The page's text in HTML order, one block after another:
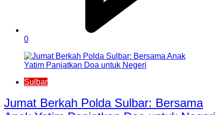
0
Sulbar
Jumat Berkah Polda Sulbar: Bersama